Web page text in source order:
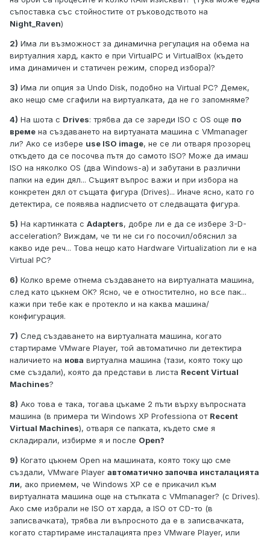
съпоставка със стойностите от ръководството на
Night_Raven)
2) Има ли възможност за динамична регулация на обема на
виртуалния хард, както е при VirtualPC и VirtualBox (където
има динамичен и статичен режим, според избора)?
3) Има ли опция за Undo Disk, подобно на Virtual PC? Демек,
ако нещо сме сгафили на виртуалката, да не го запомняме?
4) На шота с Drives: трябва да се зареди ISO с OS още по
време на създаването на виртуаната машина с VMmanager
ли? Ако се избере use ISO image, не се ли отваря прозорец
откъдето да се посочва пътя до самото ISO? Може да имаш
ISO на няколко OS (два Windows-а) и забутани в различни
папки на един дял... Същият въпрос важи и при избора на
конкретен дял от същата фигура (Drives)... Иначе ясно, като го
детектира, се появява надписчето от следващата фигура.
5) На картинката с Adapters, добре ли е да се избере 3-D-
acceleration? Виждам, че ти не си го посочил/обяснил за
какво иде реч... Това нещо като Hardware Virtualization ли е на
Virtual PC?
6) Колко време отнема създаването на виртуалната машина,
след като цъкнем OK? Ясно, че е отностително, но все пак...
кажи при тебе как е протекло и на каква машина/
конфигурация.
7) След създаването на виртуалната машина, когато
стартираме VMware Player, той автоматично ли детектира
наличието на нова виртуална машина (тази, която току що
сме създали), която да представи в листа Recent Virtual
Machines?
8) Ако това е така, тогава цъкаме 2 пъти върху въпросната
машина (в примера ти Windows XP Professiona от Recent
Virtual Machines), отваря се папката, където сме я
складирали, избирме я и после Open?
9) Когато цъкнем Open на машината, която току що сме
създали, VMware Player автоматично започва инсталацията
ли, ако приемем, че Windows XP се е прикачил към
виртуалната машина още на стъпката с VMmanager? (с Drives).
Ако сме избрали не ISO от харда, а ISO от CD-то (в
записвачката), трябва ли въпросното да е в записвачката,
когато стартираме инсталацията през VMware Player, или